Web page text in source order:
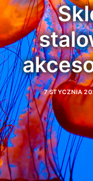
7 STYCZNIA